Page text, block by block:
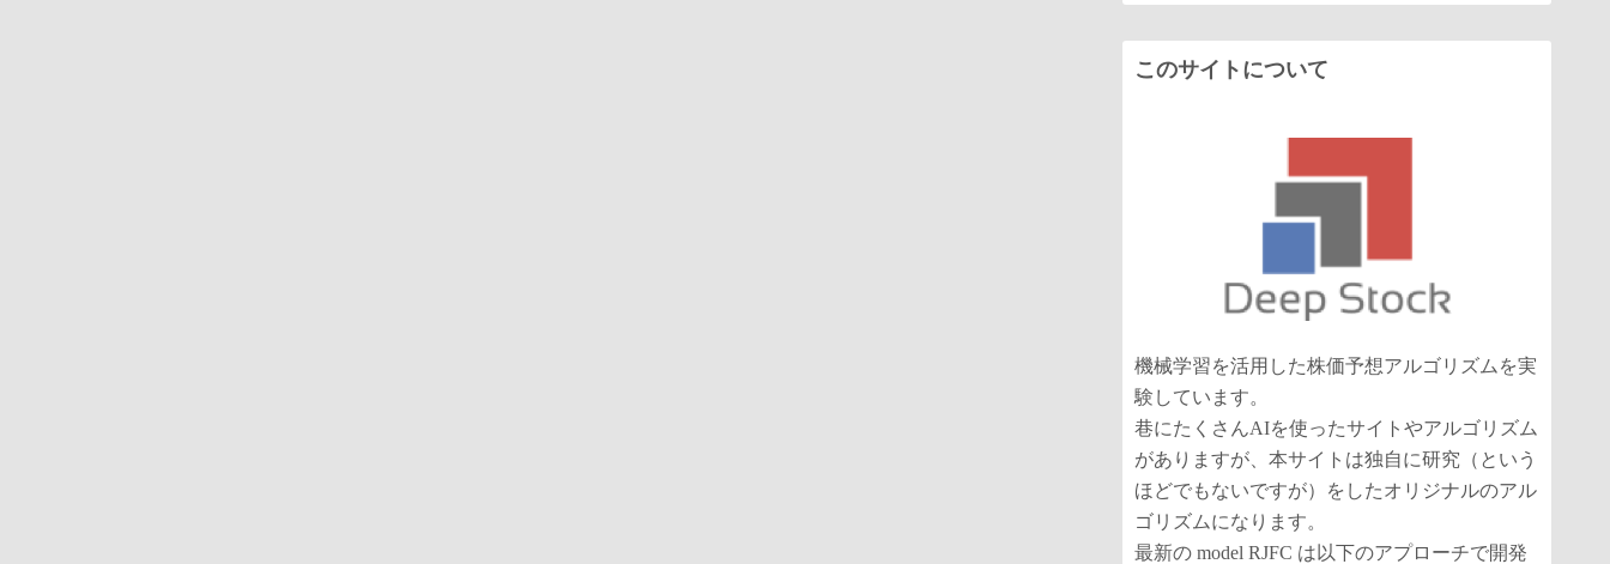
このサイトについて
機械学習を活用した株価予想アルゴリズムを実
験しています。
巷にたくさんAIを使ったサイトやアルゴリズム
がありますが、本サイトは独自に研究（という
ほどでもないですが）をしたオリジナルのアル
ゴリズムになります。
最新の model RJFC は以下のアプローチで開発